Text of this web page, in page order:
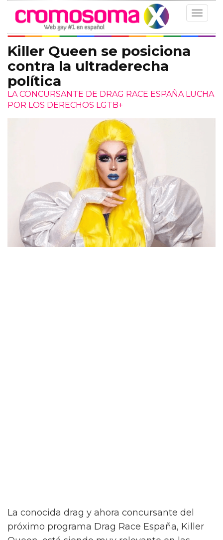
Toggle
Killer Queen se posiciona
contra la ultraderecha
política
LA CONCURSANTE DE DRAG RACE ESPAÑA LUCHA
POR LOS DERECHOS LGTB+
La conocida drag y ahora concursante del
próximo programa Drag Race España, Killer